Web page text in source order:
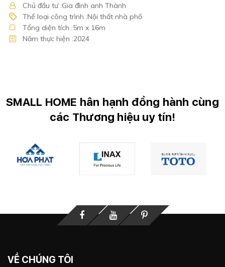
Chủ đầu tư :Gia đình anh Thành
Thể loại công trình :Nội thất nhà phố
Tổng diện tích :5m x 16m
Năm thực hiện :2024
SMALL HOME hân hạnh đồng hành cùng
các Thương hiệu uy tín!
FacebookYoutubePrinterest
VỀ CHÚNG TÔI